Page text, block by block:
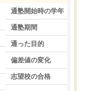
通塾開始時の学年
通塾期間
通った目的
偏差値の変化
志望校の合格